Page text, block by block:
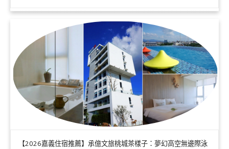
【2026嘉義住宿推薦】承億文旅桃城茶樣子：夢幻高空無邊際泳